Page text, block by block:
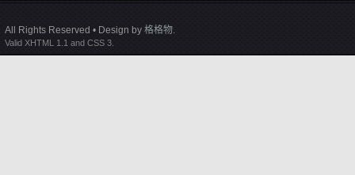
All Rights Reserved • Design by 格格物.
Valid XHTML 1.1 and CSS 3.